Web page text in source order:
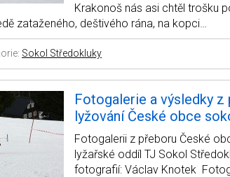
Krakonoš nás asi chtěl trošku
zataženého, deštivého rána, na kopci…
Sokol Středokluky
Fotogalerie a výsledky
lyžování České obce
Fotogalerii z přeboru České
lyžařské oddíl TJ Sokol
fotografií: Václav Knotek